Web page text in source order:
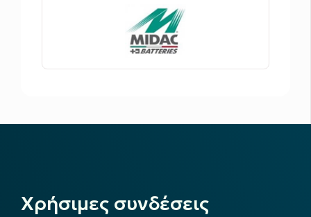
Χρήσιμες συνδέσεις